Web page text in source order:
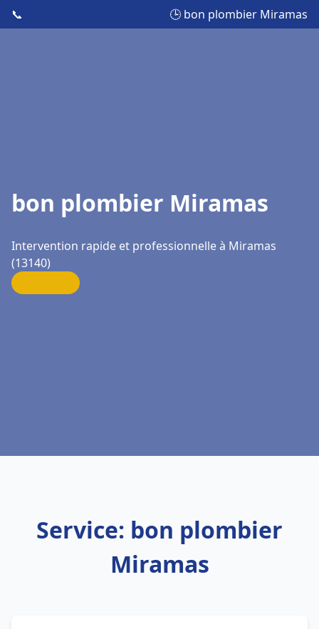
📞 🕒 bon plombier Miramas
bon plombier Miramas
Intervention rapide et professionnelle à Miramas
(13140)
Service: bon plombier
Miramas